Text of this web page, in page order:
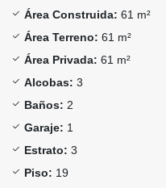
Área Construida: 61 m²
Área Terreno: 61 m²
Área Privada: 61 m²
Alcobas: 3
Baños: 2
Garaje: 1
Estrato: 3
Piso: 19